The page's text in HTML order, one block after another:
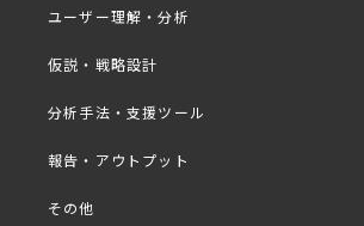
※好評につき、過去実施したセミナー
で無料公開いたします。
さい。
※社名・ご氏名を正しくご入力いただ
のでご了承ください。
ユーザー理解・分析
仮説・戦略設計
分析手法・支援ツール
報告・アウトプット
その他